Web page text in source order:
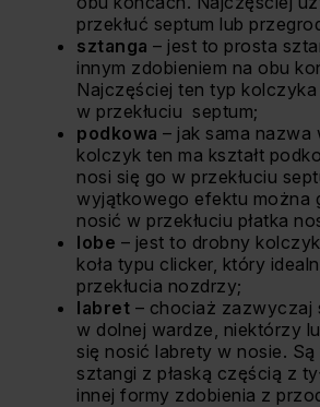
przekłuć septum lub
sztanga – jest to prosta
innym zdobieniem na obu
Najczęściej ten typ
w przekłuciu septum;
podkowa – jak sama nazwa
kolczyk ten ma kształt
nosi się go w przekłuciu
wyjątkowego efektu można
nosić w przekłuciu płatka
lobe – jest to drobny
koła typu clicker, który
przekłucia nozdrzy;
labret – chociaż zazwyczaj
w dolnej wardze, niektórzy
się nosić labrety w nosie.
sztangi z płaską częścią z
innej formy zdobienia z